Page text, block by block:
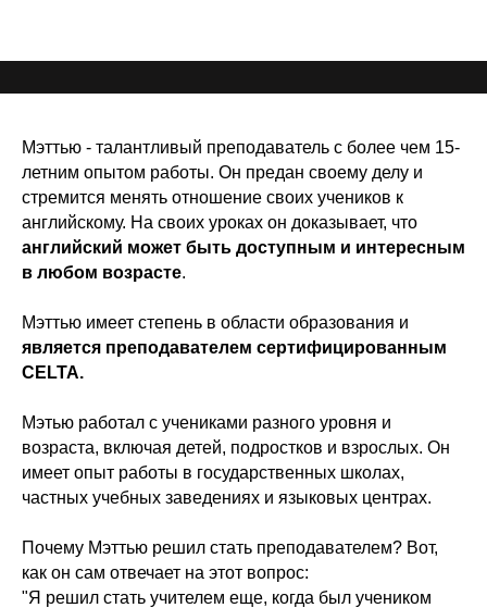
Мэттью - талантливый преподаватель с более чем 15-
летним опытом работы. Он предан своему делу и
стремится менять отношение своих учеников к
английскому. На своих уроках он доказывает, что
английский может быть доступным и интересным
в любом возрасте.
Мэттью имеет степень в области образования и
является преподавателем сертифицированным
CELTA.
Мэтью работал с учениками разного уровня и
возраста, включая детей, подростков и взрослых. Он
имеет опыт работы в государственных школах,
частных учебных заведениях и языковых центрах.
Почему Мэттью решил стать преподавателем? Вот,
как он сам отвечает на этот вопрос:
"Я решил стать учителем еще, когда был учеником